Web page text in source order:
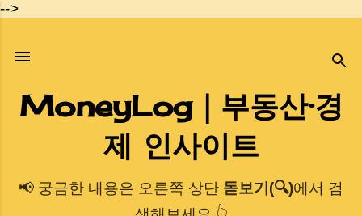
-->
기본 콘텐츠로 건너뛰기
MoneyLog｜부동산·경
제 인사이트
📢 궁금한 내용은 오른쪽 상단 돋보기(🔍)에서 검